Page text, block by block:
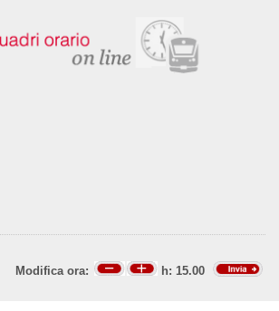
Modifica ora: h: 15.00